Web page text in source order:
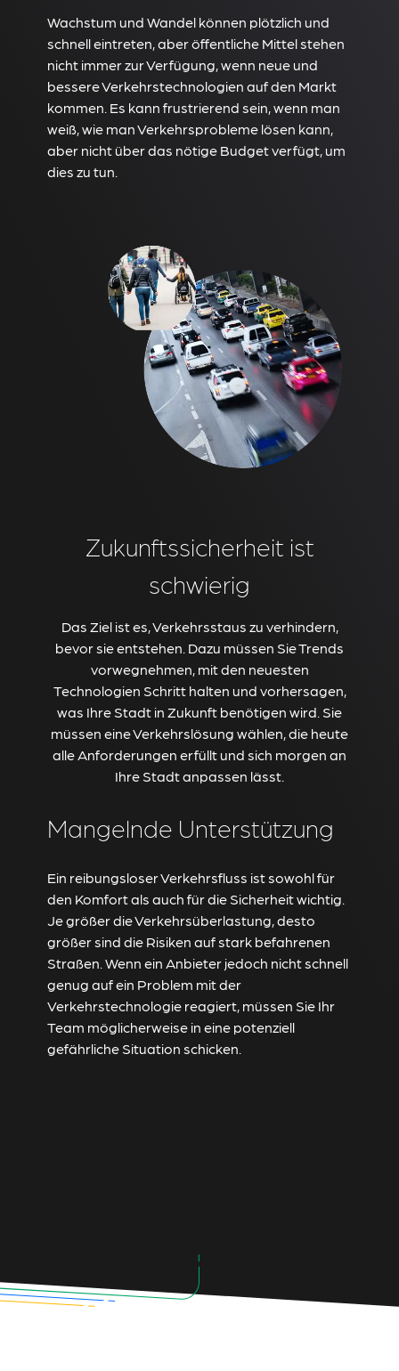
Wachstum und Wandel können plötzlich und
schnell eintreten, aber öffentliche Mittel stehen
nicht immer zur Verfügung, wenn neue und
bessere Verkehrstechnologien auf den Markt
kommen. Es kann frustrierend sein, wenn man
weiß, wie man Verkehrsprobleme lösen kann,
aber nicht über das nötige Budget verfügt, um
dies zu tun.
Zukunftssicherheit ist
schwierig
Das Ziel ist es, Verkehrsstaus zu verhindern,
bevor sie entstehen. Dazu müssen Sie Trends
vorwegnehmen, mit den neuesten
Technologien Schritt halten und vorhersagen,
was Ihre Stadt in Zukunft benötigen wird. Sie
müssen eine Verkehrslösung wählen, die heute
alle Anforderungen erfüllt und sich morgen an
Ihre Stadt anpassen lässt.
Mangelnde Unterstützung
Ein reibungsloser Verkehrsfluss ist sowohl für
den Komfort als auch für die Sicherheit wichtig.
Je größer die Verkehrsüberlastung, desto
größer sind die Risiken auf stark befahrenen
Straßen. Wenn ein Anbieter jedoch nicht schnell
genug auf ein Problem mit der
Verkehrstechnologie reagiert, müssen Sie Ihr
Team möglicherweise in eine potenziell
gefährliche Situation schicken.